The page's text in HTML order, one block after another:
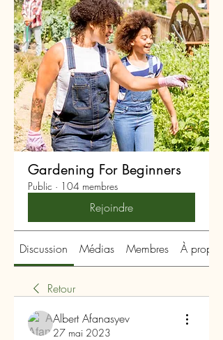
Gardening For Beginners
Public · 104 membres
Rejoindre
Discussion Médias Membres À propos
Retour
Albert Afanasyev
27 mai 2023